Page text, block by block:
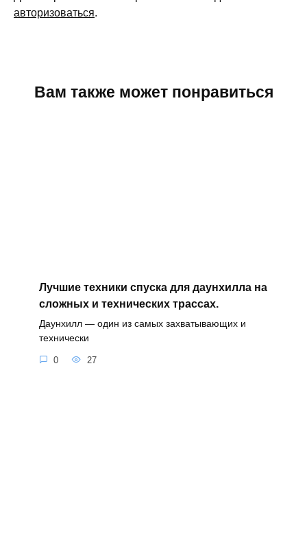
авторизоваться.
Вам также может понравиться
Лучшие техники спуска для даунхилла на
сложных и технических трассах.
Даунхилл — один из самых захватывающих и
технически
0 27